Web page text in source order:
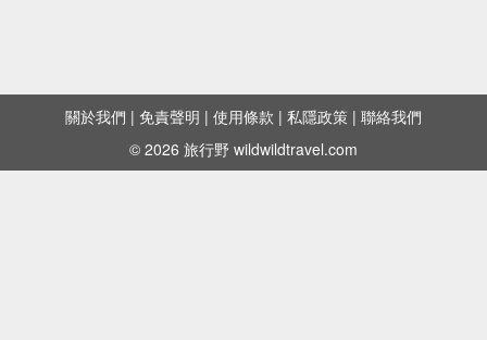
關於我們 | 免責聲明 | 使用條款 | 私隱政策 | 聯絡我們
© 2026 旅行野 wildwildtravel.com